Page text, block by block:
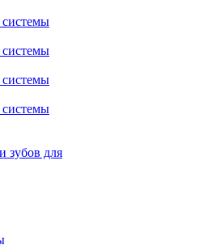
системы
системы
системы
системы
зубов для